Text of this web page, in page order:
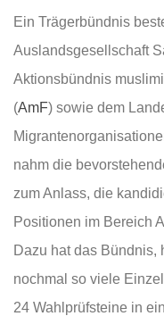
Ein Trägerbündnis
Auslandsgesellschaft
Aktionsbündnis
(AmF) sowie dem
nahm die
zum Anlass, die
Positionen im Bereich
Dazu hat das Bündnis,
nochmal so viele
24 Wahlprüfsteine in